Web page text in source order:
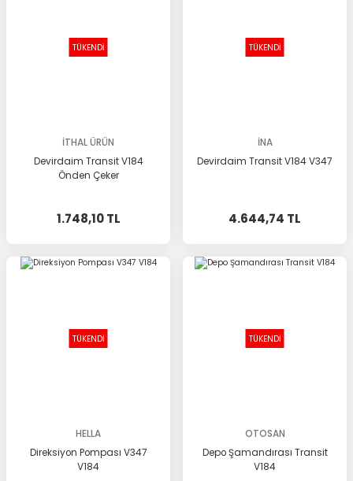
TÜKENDİ
İTHAL ÜRÜN
Devirdaim Transit V184
Önden Çeker
1.748,10 TL
TÜKENDİ
İNA
Devirdaim Transit V184 V347
4.644,74 TL
TÜKENDİ
HELLA
Direksiyon Pompası V347
V184
TÜKENDİ
OTOSAN
Depo Şamandırası Transit
V184